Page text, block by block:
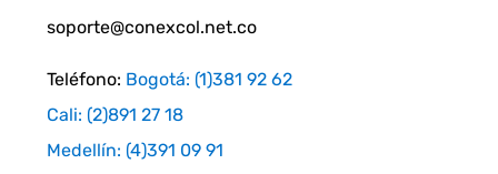
soporte@conexcol.net.co
Teléfono: Bogotá: (1)381 92 62
Cali: (2)891 27 18
Medellín: (4)391 09 91